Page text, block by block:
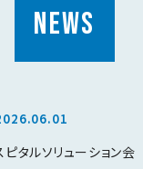
NEWS
タルソリューション会